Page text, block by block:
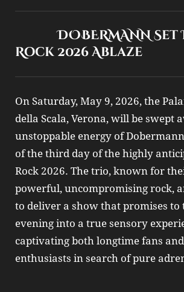
DOBERMANN Set
Rock 2026 Ablaze
On Saturday, May 9, 2026, the
della Scala, Verona, will be swept
unstoppable energy of
of the third day of the highly
Rock 2026. The trio, known for
powerful, uncompromising rock,
to deliver a show that promises to
evening into a true sensory
captivating both longtime fans
enthusiasts in search of pure